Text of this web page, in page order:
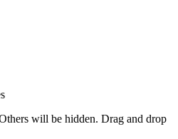
will be hidden. Drag and drop